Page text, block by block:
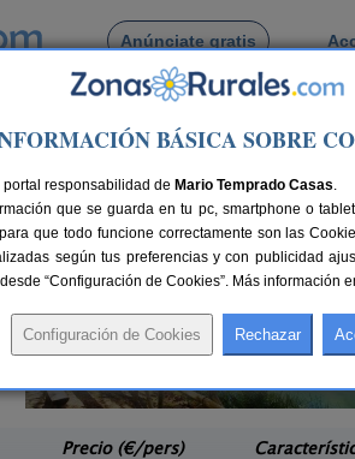
Anúnciate gratis
Busca por pueblo
Casas Rurales Les Eres de Gátova
Precio (€/pers)
BÁSICA SOBRE
responsabilidad de Mario Temprado Casas.
que se guarda en tu pc, smartphone o
que todo funcione correctamente son las
según tus preferencias y con publicidad
“Configuración de Cookies”. Más información